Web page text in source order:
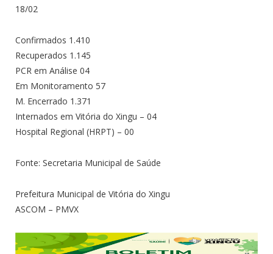
18/02
Confirmados 1.410
Recuperados 1.145
PCR em Análise 04
Em Monitoramento 57
M. Encerrado 1.371
Internados em Vitória do Xingu – 04
Hospital Regional (HRPT) – 00
Fonte: Secretaria Municipal de Saúde
Prefeitura Municipal de Vitória do Xingu
ASCOM – PMVX